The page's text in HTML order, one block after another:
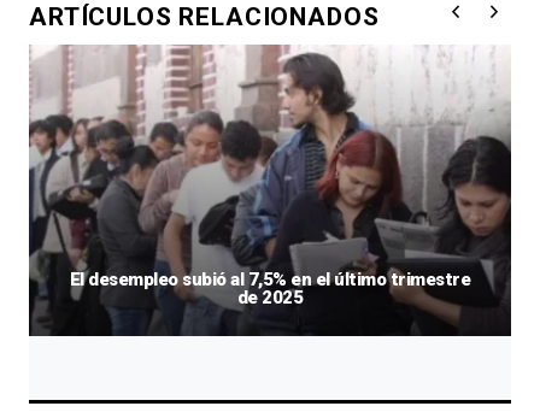
ARTÍCULOS RELACIONADOS
El desempleo subió al 7,5% en el último trimestre
de 2025